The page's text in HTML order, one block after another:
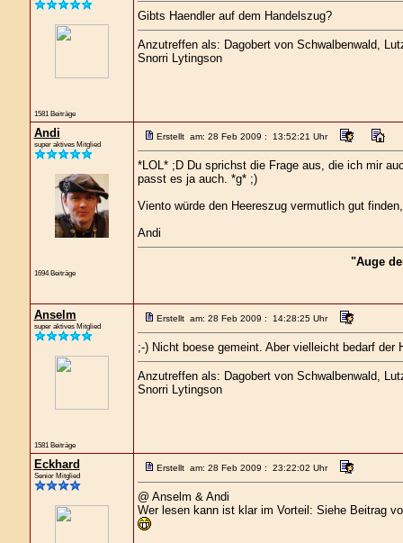
1581 Beiträge
Gibts Haendler auf dem Handelszug?
Anzutreffen als: Dagobert von Schwalbenwald,
Snorri Lytingson
Andi
super aktives Mitglied
1694 Beiträge
Erstellt am: 28 Feb 2009 : 13:52:21 Uhr
*LOL* ;D Du sprichst die Frage aus, die ich mir
passt es ja auch. *g* ;)
Viento würde den Heereszug vermutlich gut
Andi
"Auge
Anselm
super aktives Mitglied
1581 Beiträge
Erstellt am: 28 Feb 2009 : 14:28:25 Uhr
;-) Nicht boese gemeint. Aber vielleicht bedarf der
Anzutreffen als: Dagobert von Schwalbenwald,
Snorri Lytingson
Eckhard
Senior Mitglied
Erstellt am: 28 Feb 2009 : 23:22:02 Uhr
@ Anselm & Andi
Wer lesen kann ist klar im Vorteil: Siehe Beitrag